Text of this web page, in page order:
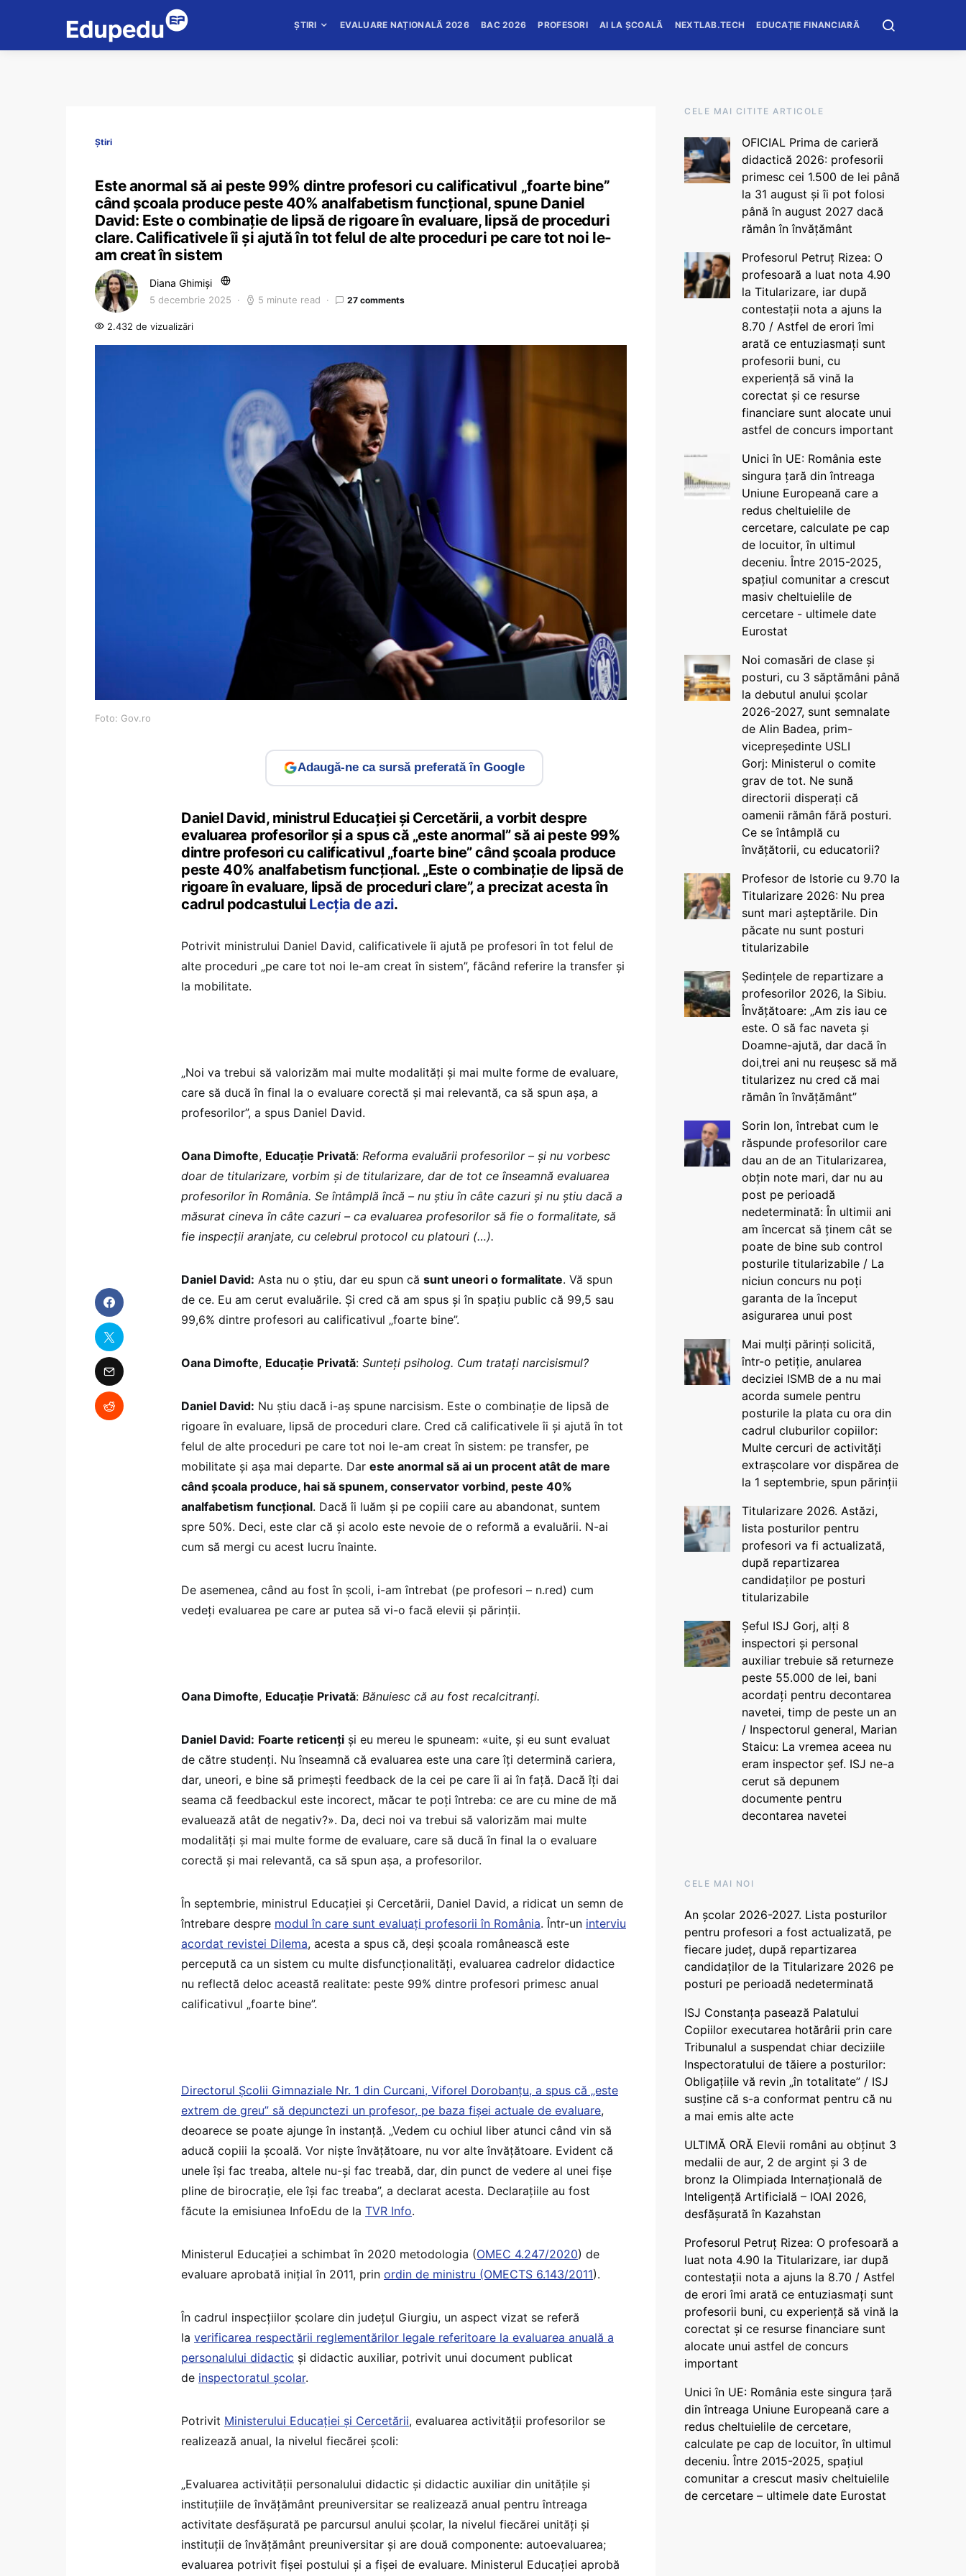
ȘTIRI EVALUARE NAȚIONALĂ 2026 BAC 2026 PROFESORI AI LA ȘCOALĂ NEXTLAB.TECH EDUCAȚIE FINANCIARĂ
Știri
Este anormal să ai peste 99% dintre profesori cu calificativul „foarte bine”
când școala produce peste 40% analfabetism funcțional, spune Daniel
David: Este o combinație de lipsă de rigoare în evaluare, lipsă de proceduri
clare. Calificativele îi și ajută în tot felul de alte proceduri pe care tot noi le-
am creat în sistem
Diana Ghimiși
5 decembrie 2025 5 minute read 27 comments
2.432 de vizualizări
Foto: Gov.ro
Adaugă-ne ca sursă preferată în Google
Daniel David, ministrul Educației și Cercetării, a vorbit despre
evaluarea profesorilor și a spus că „este anormal” să ai peste 99%
dintre profesori cu calificativul „foarte bine” când școala produce
peste 40% analfabetism funcțional. „Este o combinație de lipsă de
rigoare în evaluare, lipsă de proceduri clare”, a precizat acesta în
cadrul podcastului Lecția de azi.
Potrivit ministrului Daniel David, calificativele îi ajută pe profesori în tot felul de
alte proceduri „pe care tot noi le-am creat în sistem”, făcând referire la transfer și
la mobilitate.
„Noi va trebui să valorizăm mai multe modalități și mai multe forme de evaluare,
care să ducă în final la o evaluare corectă și mai relevantă, ca să spun așa, a
profesorilor”, a spus Daniel David.
Oana Dimofte, Educație Privată: Reforma evaluării profesorilor – și nu vorbesc
doar de titularizare, vorbim și de titularizare, dar de tot ce înseamnă evaluarea
profesorilor în România. Se întâmplă încă – nu știu în câte cazuri și nu știu dacă a
măsurat cineva în câte cazuri – ca evaluarea profesorilor să fie o formalitate, să
fie inspecții aranjate, cu celebrul protocol cu platouri (…).
Daniel David: Asta nu o știu, dar eu spun că sunt uneori o formalitate. Vă spun
de ce. Eu am cerut evaluările. Și cred că am spus și în spațiu public că 99,5 sau
99,6% dintre profesori au calificativul „foarte bine”.
Oana Dimofte, Educație Privată: Sunteți psiholog. Cum tratați narcisismul?
Daniel David: Nu știu dacă i-aș spune narcisism. Este o combinație de lipsă de
rigoare în evaluare, lipsă de proceduri clare. Cred că calificativele îi și ajută în tot
felul de alte proceduri pe care tot noi le-am creat în sistem: pe transfer, pe
mobilitate și așa mai departe. Dar este anormal să ai un procent atât de mare
când școala produce, hai să spunem, conservator vorbind, peste 40%
analfabetism funcțional. Dacă îi luăm și pe copiii care au abandonat, suntem
spre 50%. Deci, este clar că și acolo este nevoie de o reformă a evaluării. N-ai
cum să mergi cu acest lucru înainte.
De asemenea, când au fost în școli, i-am întrebat (pe profesori – n.red) cum
vedeți evaluarea pe care ar putea să vi-o facă elevii și părinții.
Oana Dimofte, Educație Privată: Bănuiesc că au fost recalcitranți.
Daniel David: Foarte reticenți și eu mereu le spuneam: «uite, și eu sunt evaluat
de către studenți. Nu înseamnă că evaluarea este una care îți determină cariera,
dar, uneori, e bine să primești feedback de la cei pe care îi ai în față. Dacă îți dai
seama că feedbackul este incorect, măcar te poți întreba: ce are cu mine de mă
evaluează atât de negativ?». Da, deci noi va trebui să valorizăm mai multe
modalități și mai multe forme de evaluare, care să ducă în final la o evaluare
corectă și mai relevantă, ca să spun așa, a profesorilor.
În septembrie, ministrul Educației și Cercetării, Daniel David, a ridicat un semn de
întrebare despre modul în care sunt evaluați profesorii în România. Într-un interviu
acordat revistei Dilema, acesta a spus că, deși școala românească este
percepută ca un sistem cu multe disfuncționalități, evaluarea cadrelor didactice
nu reflectă deloc această realitate: peste 99% dintre profesori primesc anual
calificativul „foarte bine”.
Directorul Școlii Gimnaziale Nr. 1 din Curcani, Viforel Dorobanțu, a spus că „este
extrem de greu” să depunctezi un profesor, pe baza fișei actuale de evaluare,
deoarece se poate ajunge în instanță. „Vedem cu ochiul liber atunci când vin să
aducă copiii la școală. Vor niște învățătoare, nu vor alte învățătoare. Evident că
unele își fac treaba, altele nu-și fac treabă, dar, din punct de vedere al unei fișe
pline de birocrație, ele își fac treaba”, a declarat acesta. Declarațiile au fost
făcute la emisiunea InfoEdu de la TVR Info.
Ministerul Educației a schimbat în 2020 metodologia (OMEC 4.247/2020) de
evaluare aprobată inițial în 2011, prin ordin de ministru (OMECTS 6.143/2011).
În cadrul inspecțiilor școlare din județul Giurgiu, un aspect vizat se referă
la verificarea respectării reglementărilor legale referitoare la evaluarea anuală a
personalului didactic și didactic auxiliar, potrivit unui document publicat
de inspectoratul școlar.
Potrivit Ministerului Educației și Cercetării, evaluarea activităţii profesorilor se
realizează anual, la nivelul fiecărei școli:
„Evaluarea activităţii personalului didactic şi didactic auxiliar din unităţile şi
instituţiile de învăţământ preuniversitar se realizează anual pentru întreaga
activitate desfăşurată pe parcursul anului şcolar, la nivelul fiecărei unităţi şi
instituţii de învăţământ preuniversitar şi are două componente: autoevaluarea;
evaluarea potrivit fişei postului şi a fişei de evaluare. Ministerul Educației aprobă
CELE MAI CITITE ARTICOLE
OFICIAL Prima de carieră
didactică 2026: profesorii
primesc cei 1.500 de lei până
la 31 august și îi pot folosi
până în august 2027 dacă
rămân în învățământ
Profesorul Petruț Rizea: O
profesoară a luat nota 4.90
la Titularizare, iar după
contestații nota a ajuns la
8.70 / Astfel de erori îmi
arată ce entuziasmați sunt
profesorii buni, cu
experiență să vină la
corectat și ce resurse
financiare sunt alocate unui
astfel de concurs important
Unici în UE: România este
singura țară din întreaga
Uniune Europeană care a
redus cheltuielile de
cercetare, calculate pe cap
de locuitor, în ultimul
deceniu. Între 2015-2025,
spațiul comunitar a crescut
masiv cheltuielile de
cercetare - ultimele date
Eurostat
Noi comasări de clase și
posturi, cu 3 săptămâni până
la debutul anului școlar
2026-2027, sunt semnalate
de Alin Badea, prim-
vicepreședinte USLI
Gorj: Ministerul o comite
grav de tot. Ne sună
directorii disperați că
oamenii rămân fără posturi.
Ce se întâmplă cu
învățătorii, cu educatorii?
Profesor de Istorie cu 9.70 la
Titularizare 2026: Nu prea
sunt mari așteptările. Din
păcate nu sunt posturi
titularizabile
Ședințele de repartizare a
profesorilor 2026, la Sibiu.
Învățătoare: „Am zis iau ce
este. O să fac naveta și
Doamne-ajută, dar dacă în
doi,trei ani nu reușesc să mă
titularizez nu cred că mai
rămân în învățământ”
Sorin Ion, întrebat cum le
răspunde profesorilor care
dau an de an Titularizarea,
obțin note mari, dar nu au
post pe perioadă
nedeterminată: În ultimii ani
am încercat să ținem cât se
poate de bine sub control
posturile titularizabile / La
niciun concurs nu poți
garanta de la început
asigurarea unui post
Mai mulți părinți solicită,
într-o petiție, anularea
deciziei ISMB de a nu mai
acorda sumele pentru
posturile la plata cu ora din
cadrul cluburilor copiilor:
Multe cercuri de activități
extrașcolare vor dispărea de
la 1 septembrie, spun părinții
Titularizare 2026. Astăzi,
lista posturilor pentru
profesori va fi actualizată,
după repartizarea
candidaților pe posturi
titularizabile
Șeful ISJ Gorj, alți 8
inspectori și personal
auxiliar trebuie să returneze
peste 55.000 de lei, bani
acordați pentru decontarea
navetei, timp de peste un an
/ Inspectorul general, Marian
Staicu: La vremea aceea nu
eram inspector șef. ISJ ne-a
cerut să depunem
documente pentru
decontarea navetei
CELE MAI NOI
An școlar 2026-2027. Lista posturilor
pentru profesori a fost actualizată, pe
fiecare județ, după repartizarea
candidaților de la Titularizare 2026 pe
posturi pe perioadă nedeterminată
ISJ Constanța pasează Palatului
Copiilor executarea hotărârii prin care
Tribunalul a suspendat chiar deciziile
Inspectoratului de tăiere a posturilor:
Obligațiile vă revin „în totalitate” / ISJ
susține că s-a conformat pentru că nu
a mai emis alte acte
ULTIMĂ ORĂ Elevii români au obținut 3
medalii de aur, 2 de argint și 3 de
bronz la Olimpiada Internațională de
Inteligență Artificială – IOAI 2026,
desfășurată în Kazahstan
Profesorul Petruț Rizea: O profesoară a
luat nota 4.90 la Titularizare, iar după
contestații nota a ajuns la 8.70 / Astfel
de erori îmi arată ce entuziasmați sunt
profesorii buni, cu experiență să vină la
corectat și ce resurse financiare sunt
alocate unui astfel de concurs
important
Unici în UE: România este singura țară
din întreaga Uniune Europeană care a
redus cheltuielile de cercetare,
calculate pe cap de locuitor, în ultimul
deceniu. Între 2015-2025, spațiul
comunitar a crescut masiv cheltuielile
de cercetare – ultimele date Eurostat